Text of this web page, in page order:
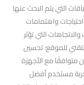
التي يتم البحث عنها
واهتمامات
التي تؤثر
للموقع: تحسين
متوافقًا مع الأجهزة
مستخدم أفضل